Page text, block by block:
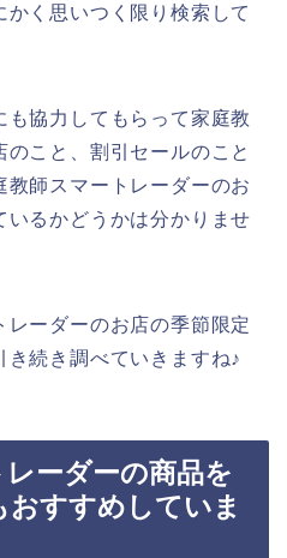
く思いつく限り検索して
も協力してもらって家庭教
こと、割引セールのこと
教師スマートレーダーのお
いるかどうかは分かりませ
ーダーのお店の季節限定
続き調べていきますね♪
ーダーの商品を
すすめしていま